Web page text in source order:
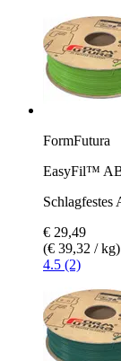
FormFutura
EasyFil™
€ 29,49
(€ 39,32 / kg)
4.5 (2)